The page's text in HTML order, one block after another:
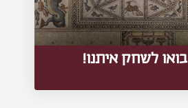
בואו לשחק איתנו!